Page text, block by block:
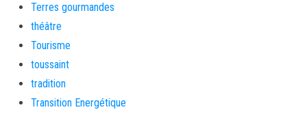
Terres gourmandes
théâtre
Tourisme
toussaint
tradition
Transition Energétique